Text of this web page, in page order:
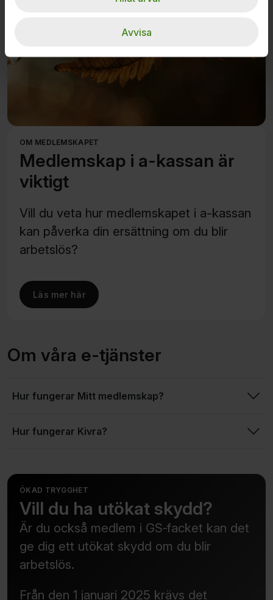
Avvisa
OM MEDLEMSKAPET
Medlemskap i a-kassan är
viktigt
Vill du veta hur medlemskapet i a-kassan
kan påverka din ersättning om du blir
arbetslös?
Läs mer här
Om våra e-tjänster
Hur fungerar Mitt medlemskap?
Hur fungerar Kivra?
ÖKAD TRYGGHET
Vill du ha utökat skydd?
Är du också medlem i GS‑facket kan det
ge dig ett utökat skydd om du blir
arbetslös.
Från den 1 januari 2025 krävs det